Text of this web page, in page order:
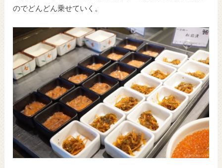
のでどんどん乗せていく。